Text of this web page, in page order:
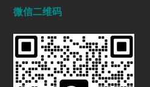
2026/01/13
五轴CNC加工在机匣制造中的
2025/12/27 1469
微信二维码